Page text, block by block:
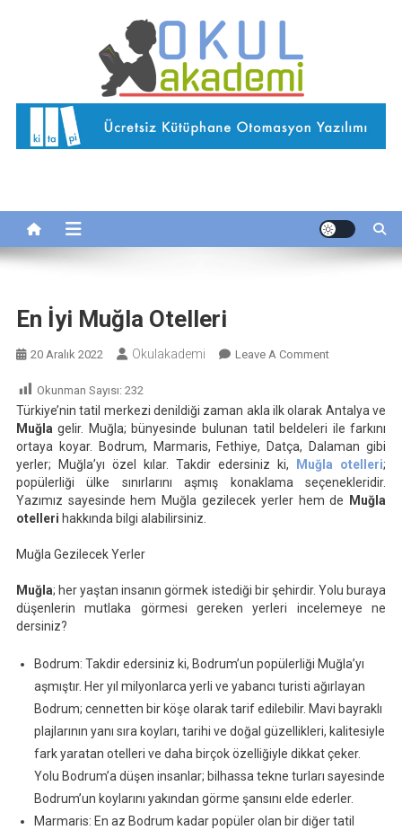
Okul Akademi
İnternetteki Okulunuz…
En İyi Muğla Otelleri
20 Aralık 2022 Okulakademi Leave A CommentOn
Muğla
Otelleri
Okunman Sayısı: 232
Türkiye’nin tatil merkezi denildiği zaman akla ilk olarak Antalya ve
Muğla gelir. Muğla; bünyesinde bulunan tatil beldeleri ile farkını
ortaya koyar. Bodrum, Marmaris, Fethiye, Datça, Dalaman gibi
yerler; Muğla’yı özel kılar. Takdir edersiniz ki,
Muğla otelleri;
popülerliği ülke sınırlarını aşmış konaklama seçenekleridir.
Yazımız sayesinde hem Muğla gezilecek yerler hem de
Muğla
otelleri hakkında bilgi alabilirsiniz.
Muğla Gezilecek Yerler
Muğla; her yaştan insanın görmek istediği bir şehirdir. Yolu buraya
düşenlerin mutlaka görmesi gereken yerleri incelemeye ne
dersiniz?
Bodrum: Takdir edersiniz ki, Bodrum’un popülerliği Muğla’yı
aşmıştır. Her yıl milyonlarca yerli ve yabancı turisti ağırlayan
Bodrum; cennetten bir köşe olarak tarif edilebilir. Mavi bayraklı
plajlarının yanı sıra koyları, tarihi ve doğal güzellikleri, kalitesiyle
fark yaratan otelleri ve daha birçok özelliğiyle dikkat çeker.
Yolu Bodrum’a düşen insanlar; bilhassa tekne turları sayesinde
Bodrum’un koylarını yakından görme şansını elde ederler.
Marmaris: En az Bodrum kadar popüler olan bir diğer tatil